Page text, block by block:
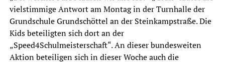
vielstimmige Antwort am Montag in der Turnhalle der
Grundschule Grundschöttel an der Steinkampstraße. Die
Kids beteiligten sich dort an der
„Speed4Schulmeisterschaft“. An dieser bundesweiten
Aktion beteiligen sich in dieser Woche auch die